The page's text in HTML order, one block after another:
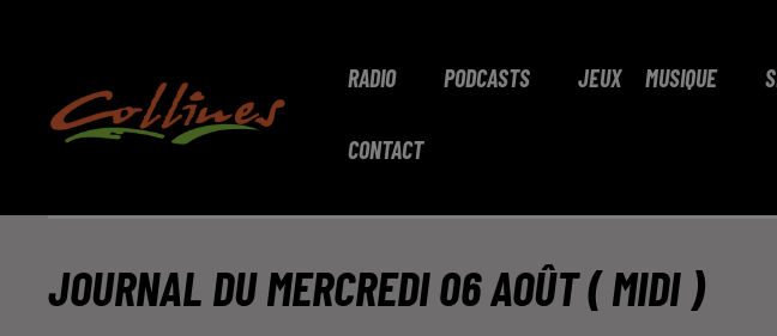
RADIO PODCASTS JEUX MUSIQUE
CONTACT
JOURNAL DU MERCREDI 06 AOÛT ( MIDI )